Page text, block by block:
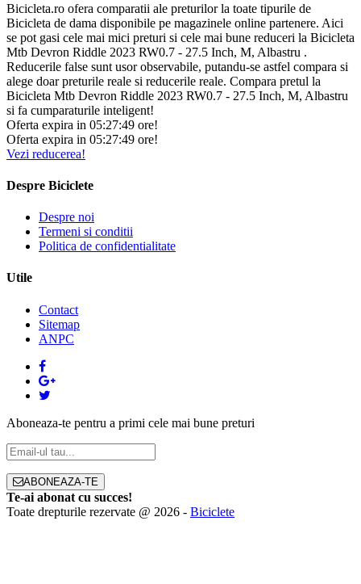
Bicicleta.ro ofera comparatii ale preturilor la toate tipurile de
Bicicleta de dama disponibile pe magazinele online partenere. Aici
se pot gasi cele mai mici preturi si cele mai bune reduceri la Bicicleta
Mtb Devron Riddle 2023 RW0.7 - 27.5 Inch, M, Albastru .
Reducerile false sunt usor observabile, putandu-se astfel compara si
alege doar preturile reale si reducerile reale. Compara pretul la
Bicicleta Mtb Devron Riddle 2023 RW0.7 - 27.5 Inch, M, Albastru
si fa cumparaturile inteligent!
Oferta expira in 05:27:48 ore!
Oferta expira in 05:27:48 ore!
Vezi reducerea!
Despre Biciclete
Despre noi
Termeni si conditii
Politica de confidentialitate
Utile
Contact
Sitemap
ANPC
Aboneaza-te pentru a primi cele mai bune preturi
ABONEAZA-TE
Te-ai abonat cu succes!
Toate drepturile rezervate @ 2026 - Biciclete